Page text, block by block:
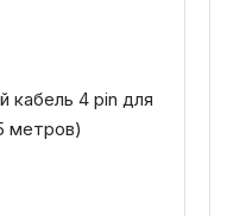
кабель 4 pin для
метров)